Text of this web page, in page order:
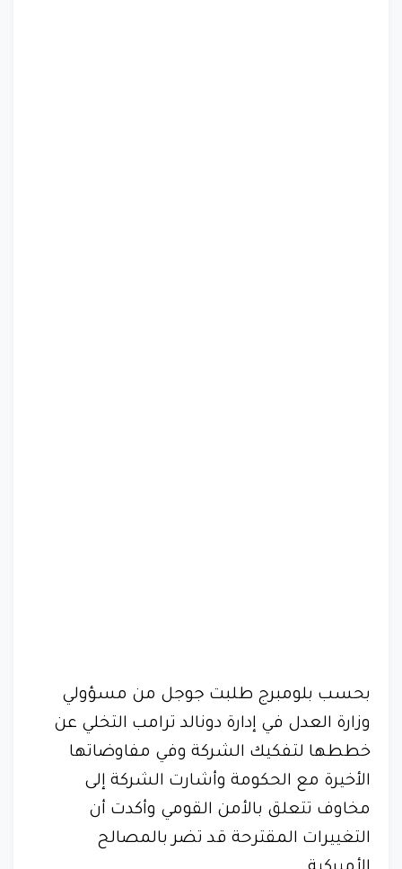
بحسب بلومبرج طلبت جوجل من مسؤولي
وزارة العدل في إدارة دونالد ترامب التخلي عن
خططها لتفكيك الشركة وفي مفاوضاتها
الأخيرة مع الحكومة وأشارت الشركة إلى
مخاوف تتعلق بالأمن القومي وأكدت أن
التغييرات المقترحة قد تضر بالمصالح